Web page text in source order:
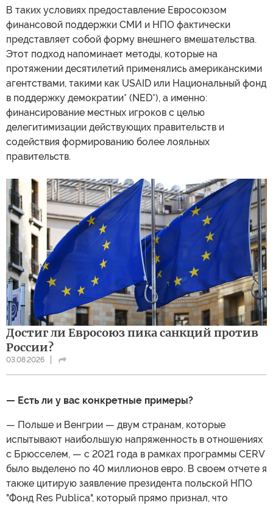
В таких условиях предоставление Евросоюзом
финансовой поддержки СМИ и НПО фактически
представляет собой форму внешнего вмешательства.
Этот подход напоминает методы, которые на
протяжении десятилетий применялись американскими
агентствами, такими как USAID или Национальный фонд
в поддержку демократии* (NED*), а именно:
финансирование местных игроков с целью
делегитимизации действующих правительств и
содействия формированию более лояльных
правительств.
Достиг ли Евросоюз пика санкций против
России?
03.08.2026
— Есть ли у вас конкретные примеры?
— Польше и Венгрии — двум странам, которые
испытывают наибольшую напряженность в отношениях
с Брюсселем, — с 2021 года в рамках программы CERV
было выделено по 40 миллионов евро. В своем отчете я
также цитирую заявление президента польской НПО
"Фонд Res Publica", который прямо признал, что